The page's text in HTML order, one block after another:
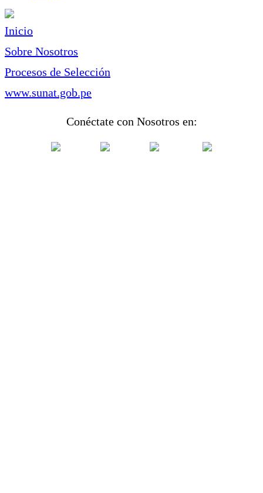
Inicio
Sobre Nosotros
Procesos de Selección
www.sunat.gob.pe
Conéctate con Nosotros en: